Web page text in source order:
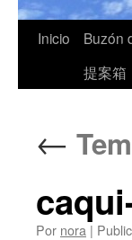
Inicio
Buzón
提案箱
←
Por nora |